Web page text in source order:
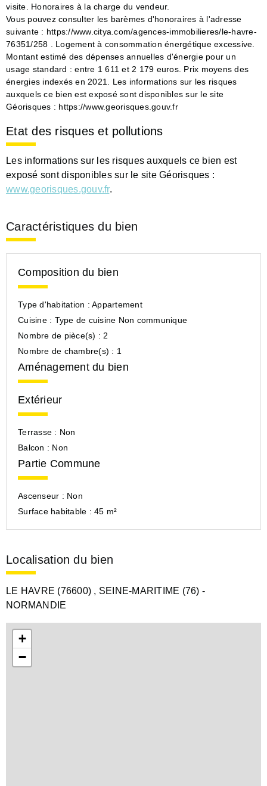
visite. Honoraires à la charge du vendeur.
Vous pouvez consulter les barèmes d'honoraires à l'adresse
suivante : https://www.citya.com/agences-immobilieres/le-havre-
76351/258 . Logement à consommation énergétique excessive.
Montant estimé des dépenses annuelles d'énergie pour un
usage standard : entre 1 611 et 2 179 euros. Prix moyens des
énergies indexés en 2021. Les informations sur les risques
auxquels ce bien est exposé sont disponibles sur le site
Géorisques : https://www.georisques.gouv.fr
Etat des risques et pollutions
Les informations sur les risques auxquels ce bien est
exposé sont disponibles sur le site Géorisques :
www.georisques.gouv.fr.
Caractéristiques du bien
Composition du bien
Type d'habitation : Appartement
Cuisine : Type de cuisine Non communique
Nombre de pièce(s) : 2
Nombre de chambre(s) : 1
Aménagement du bien
Extérieur
Terrasse : Non
Balcon : Non
Partie Commune
Ascenseur : Non
Surface habitable : 45 m²
Localisation du bien
LE HAVRE (76600) , SEINE-MARITIME (76) -
NORMANDIE
+
−